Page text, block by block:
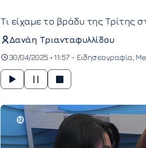
Τι είχαμε το βράδυ της Τρίτης
Δανάη Τριανταφυλλίδου
30/04/2025 • 11:57 - Ειδησεογραφία